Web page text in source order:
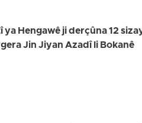
ya Hengawê ji derçûna 12
Jin Jiyan Azadî li Bokanê